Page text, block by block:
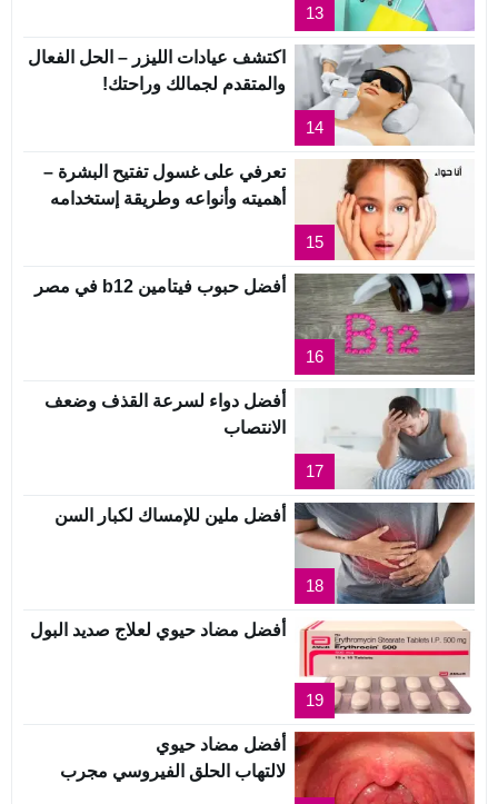
13
14
اكتشف عيادات الليزر – الحل الفعال
والمتقدم لجمالك وراحتك!
15
تعرفي على غسول تفتيح البشرة –
أهميته وأنواعه وطريقة إستخدامه
16
أفضل حبوب فيتامين b12 في مصر
17
أفضل دواء لسرعة القذف وضعف
الانتصاب
18
أفضل ملين للإمساك لكبار السن
19
أفضل مضاد حيوي لعلاج صديد البول
أفضل مضاد حيوي
لالتهاب الحلق الفيروسي مجرب